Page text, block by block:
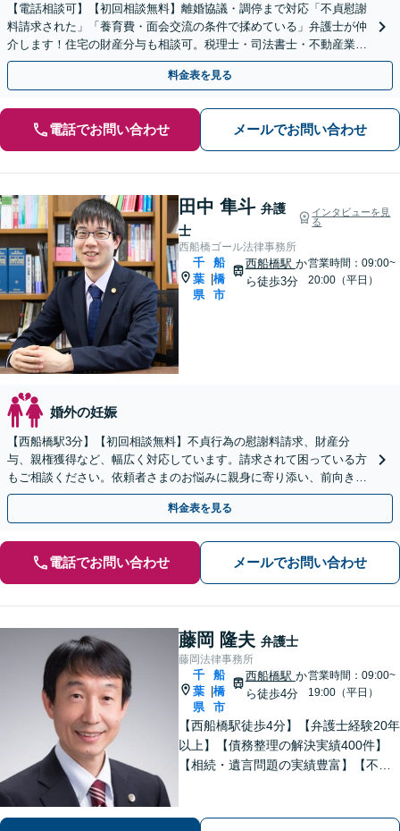
【電話相談可】【初回相談無料】離婚協議・調停まで対応「不貞慰謝
料請求された」「養育費・面会交流の条件で揉めている」弁護士が仲
介します！住宅の財産分与も相談可。税理士・司法書士・不動産業者
と連携してサポート【夜間・休日面談可】【西船橋駅3分】
料金表を見る
電話でお問い合わせ メールでお問い合わせ
田中 隼斗 弁護
士
インタビューを見
る
西船橋ゴール法律事務所
千
葉
県
船
橋
市
西船橋駅 か
ら徒歩3分
営業時間：09:00~
20:00（平日）
婚外の妊娠
【西船橋駅3分】【初回相談無料】不貞行為の慰謝料請求、財産分
与、親権獲得など、幅広く対応しています。請求されて困っている方
もご相談ください。依頼者さまのお悩みに親身に寄り添い、前向きな
一歩を踏み出せるように全力でサポートします。
料金表を見る
電話でお問い合わせ メールでお問い合わせ
藤岡 隆夫 弁護士
藤岡法律事務所
千
葉
県
船
橋
市
西船橋駅 か
ら徒歩4分
営業時間：09:00~
19:00（平日）
【西船橋駅徒歩4分】【弁護士経験20年
以上】【債務整理の解決実績400件】
【相続・遺言問題の実績豊富】【不動
親身にサポートし解決へ。【企業勤め